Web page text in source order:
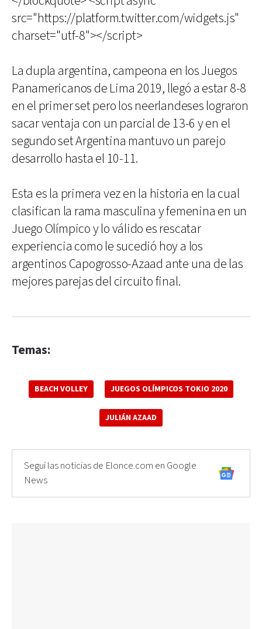
src="https://platform.twitter.com/widgets.js"
charset="utf-8"></script>
La dupla argentina, campeona en los Juegos
Panamericanos de Lima 2019, llegó a estar 8-8
en el primer set pero los neerlandeses lograron
sacar ventaja con un parcial de 13-6 y en el
segundo set Argentina mantuvo un parejo
desarrollo hasta el 10-11.
Esta es la primera vez en la historia en la cual
clasifican la rama masculina y femenina en un
Juego Olímpico y lo válido es rescatar
experiencia como le sucedió hoy a los
argentinos Capogrosso-Azaad ante una de las
mejores parejas del circuito final.
Temas:
BEACH VOLLEY JUEGOS OLÍMPICOS TOKIO 2020
JULIÁN AZAAD
Seguí las noticias de Elonce.com en Google
News